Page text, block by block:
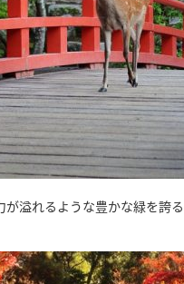
が溢れるような豊かな緑を誇る